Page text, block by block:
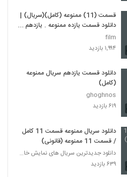
قسمت (11) ممنوعه (کامل)(سریال) |
دانلود قسمت یازده ممنوعه . یازدهم
(HD)
film
۱,۹۹۴ بازدید
دانلود قسمت یازدهم سریال ممنوعه
(کامل)
ghoghnos
۶۱۹ بازدید
دانلود سریال ممنوعه قسمت 11 کامل
/ قسمت 11 ممنوعه (قانونی)
دانلود جدیدترین سریال های نمایش خانگی
۶۳۹ بازدید